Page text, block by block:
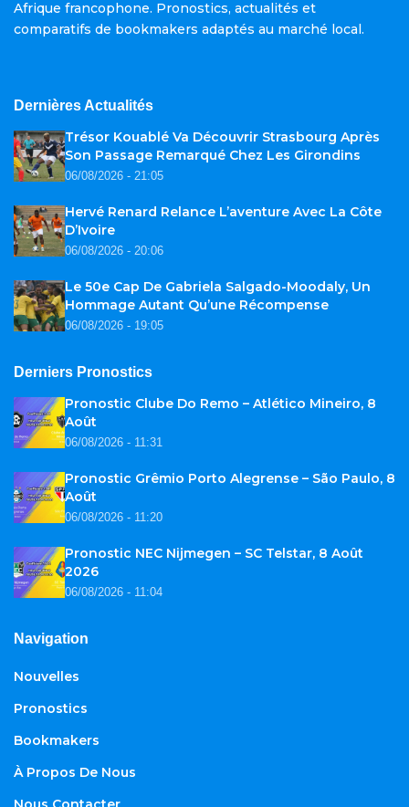
Afrique francophone. Pronostics, actualités et
comparatifs de bookmakers adaptés au marché local.
Dernières Actualités
Trésor Kouablé Va Découvrir Strasbourg Après
Son Passage Remarqué Chez Les Girondins
06/08/2026 - 21:05
Hervé Renard Relance L’aventure Avec La Côte
D’Ivoire
06/08/2026 - 20:06
Le 50e Cap De Gabriela Salgado-Moodaly, Un
Hommage Autant Qu’une Récompense
06/08/2026 - 19:05
Derniers Pronostics
Pronostic Clube Do Remo – Atlético Mineiro, 8
Août
06/08/2026 - 11:31
Pronostic Grêmio Porto Alegrense – São Paulo, 8
Août
06/08/2026 - 11:20
Pronostic NEC Nijmegen – SC Telstar, 8 Août
2026
06/08/2026 - 11:04
Navigation
Nouvelles
Pronostics
Bookmakers
À Propos De Nous